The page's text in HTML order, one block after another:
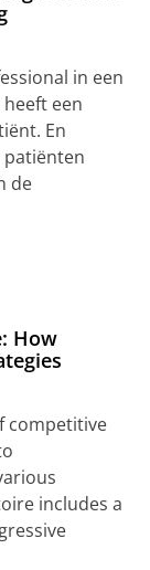
in een
een
En
patiënten
de
How
competitive
includes a